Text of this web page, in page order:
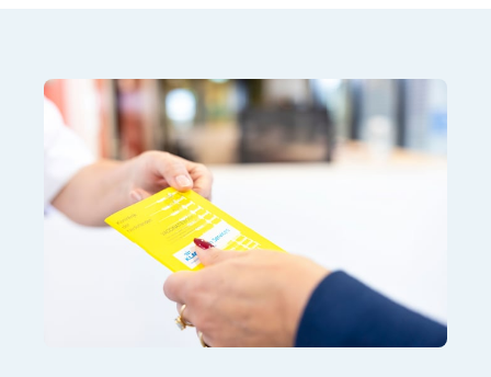
onbezorgd
reizen
werken